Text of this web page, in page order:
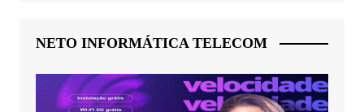
NETO INFORMÁTICA TELECOM